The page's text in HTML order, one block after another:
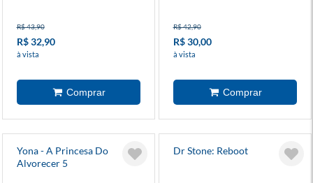
R$ 43,90
R$ 32,90
à vista
R$ 42,90
R$ 30,00
à vista
Yona - A Princesa Do
Alvorecer 5
Dr Stone: Reboot